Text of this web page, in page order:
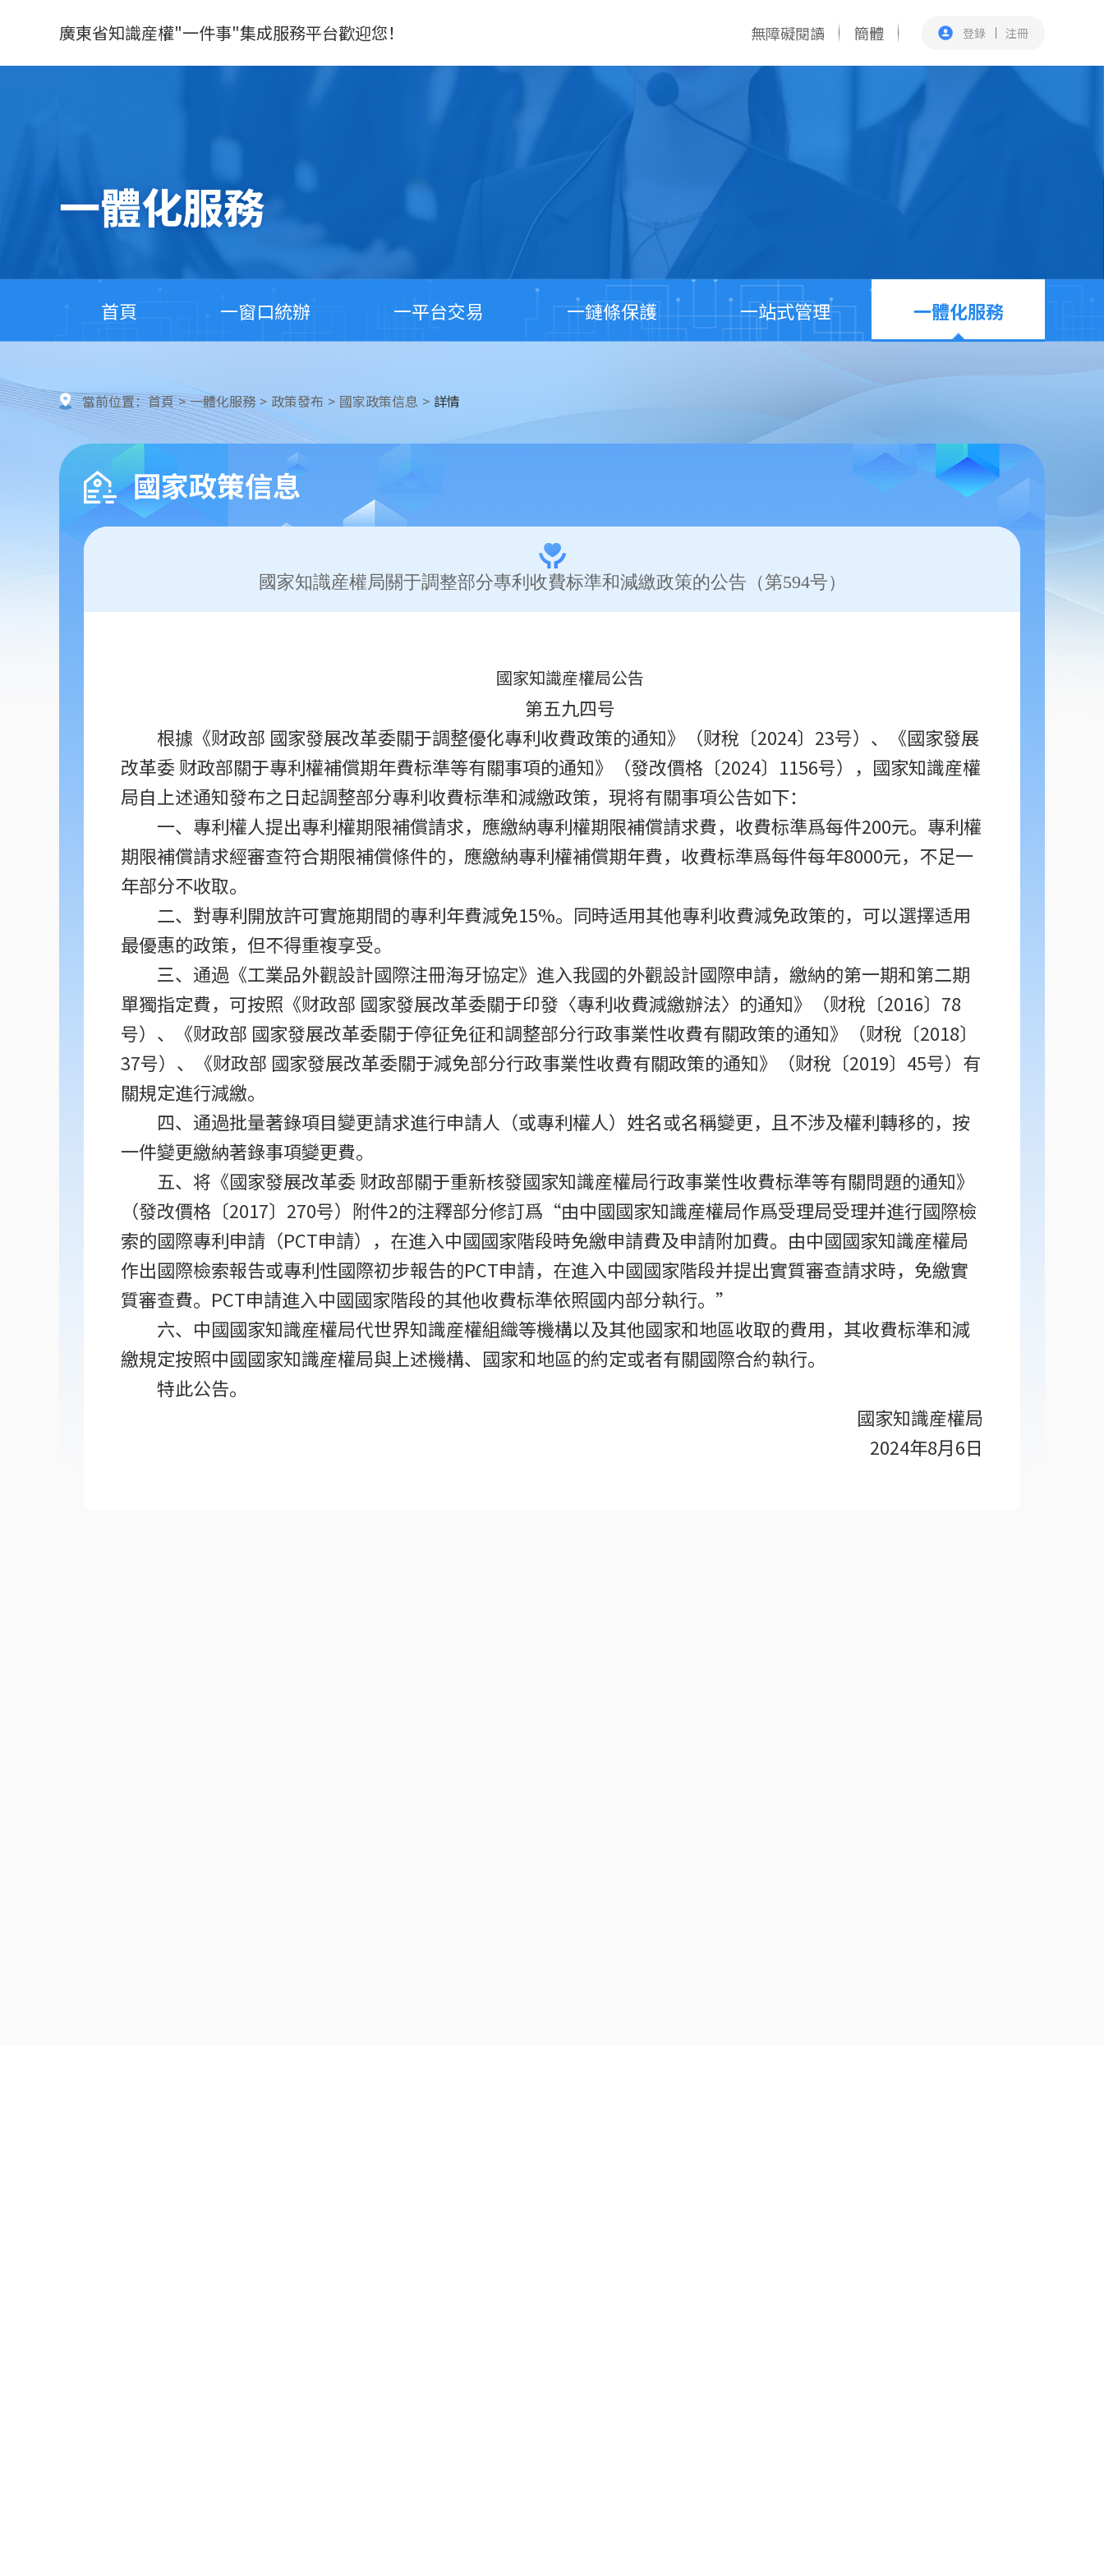
廣東省知識産權"一件事"集成服務平台歡迎您！ 無障礙閱讀 簡體 登錄 注冊
一體化服務
首頁 一窗口統辦 一平台交易 一鏈條保護 一站式管理 一體化服務
當前位置：首頁 > 一體化服務 > 政策發布 > 國家政策信息 > 詳情
國家政策信息
國家知識産權局關于調整部分專利收費标準和減繳政策的公告（第594号）
國家知識産權局公告
第五九四号
根據《财政部 國家發展改革委關于調整優化專利收費政策的通知》（财稅〔2024〕23号）、《國家發展
改革委 财政部關于專利權補償期年費标準等有關事項的通知》（發改價格〔2024〕1156号），國家知識産權
局自上述通知發布之日起調整部分專利收費标準和減繳政策，現将有關事項公告如下：
一、專利權人提出專利權期限補償請求，應繳納專利權期限補償請求費，收費标準爲每件200元。專利權
期限補償請求經審查符合期限補償條件的，應繳納專利權補償期年費，收費标準爲每件每年8000元，不足一
年部分不收取。
二、對專利開放許可實施期間的專利年費減免15%。同時适用其他專利收費減免政策的，可以選擇适用
最優惠的政策，但不得重複享受。
三、通過《工業品外觀設計國際注冊海牙協定》進入我國的外觀設計國際申請，繳納的第一期和第二期
單獨指定費，可按照《财政部 國家發展改革委關于印發〈專利收費減繳辦法〉的通知》（财稅〔2016〕78
号）、《财政部 國家發展改革委關于停征免征和調整部分行政事業性收費有關政策的通知》（财稅〔2018〕
37号）、《财政部 國家發展改革委關于減免部分行政事業性收費有關政策的通知》（财稅〔2019〕45号）有
關規定進行減繳。
四、通過批量著錄項目變更請求進行申請人（或專利權人）姓名或名稱變更，且不涉及權利轉移的，按
一件變更繳納著錄事項變更費。
五、将《國家發展改革委 财政部關于重新核發國家知識産權局行政事業性收費标準等有關問題的通知》
（發改價格〔2017〕270号）附件2的注釋部分修訂爲“由中國國家知識産權局作爲受理局受理并進行國際檢
索的國際專利申請（PCT申請），在進入中國國家階段時免繳申請費及申請附加費。由中國國家知識産權局
作出國際檢索報告或專利性國際初步報告的PCT申請，在進入中國國家階段并提出實質審查請求時，免繳實
質審查費。PCT申請進入中國國家階段的其他收費标準依照國内部分執行。”
六、中國國家知識産權局代世界知識産權組織等機構以及其他國家和地區收取的費用，其收費标準和減
繳規定按照中國國家知識産權局與上述機構、國家和地區的約定或者有關國際合約執行。
特此公告。
國家知識産權局
2024年8月6日